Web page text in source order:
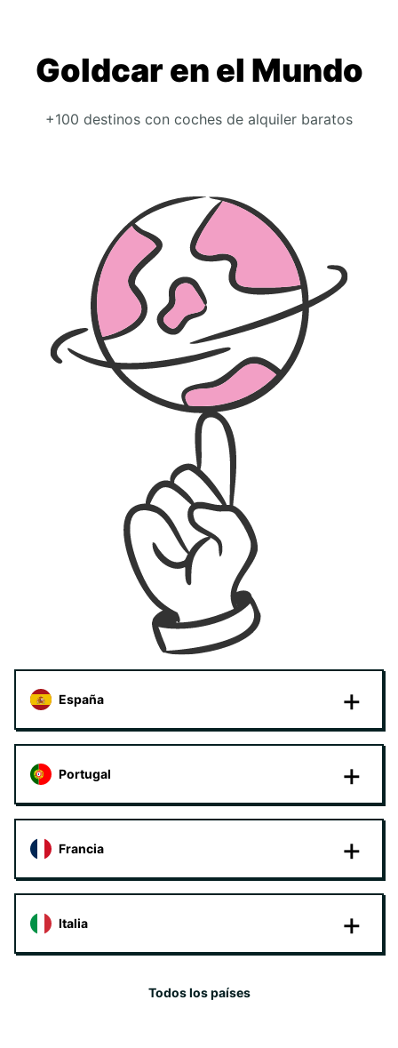
Goldcar en el Mundo
+100 destinos con coches de alquiler baratos
España
Portugal
Francia
Italia
Todos los países